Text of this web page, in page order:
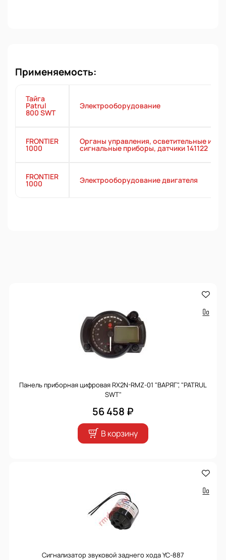
Применяемость:
Тайга
Patrul
800 SWT
Электрооборудование
FRONTIER
1000
Органы управления, осветительные и
сигнальные приборы, датчики 141122
FRONTIER
1000 Электрооборудование двигателя
Панель приборная цифровая RX2N-RMZ-01 "ВАРЯГ", "PATRUL
SWT"
56 458 ₽
В корзину
Сигнализатор звуковой заднего хода YC-887